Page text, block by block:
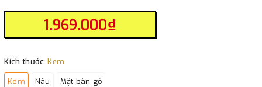
1.969.000₫
Kích thước: Kem
Kem
Nâu Mặt bàn gỗ